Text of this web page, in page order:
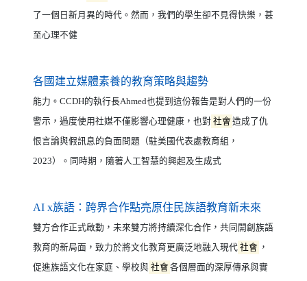
了一個日新月異的時代。然而，我們的學生卻不見得快樂，甚
至心理不健
各國建立媒體素養的教育策略與趨勢（另開新視窗）
能力。CCDH的執行長Ahmed也提到這份報告是對人們的一份
警示，過度使用社媒不僅影響心理健康，也對 社會造成了仇
恨言論與假訊息的負面問題（駐美國代表處教育組，
2023）。同時期，隨著人工智慧的興起及生成式
AI x族語：跨界合作點亮原住民族語教育新未來
雙方合作正式啟動，未來雙方將持續深化合作，共同開創族語
教育的新局面，致力於將文化教育更廣泛地融入現代 社會 ，
促進族語文化在家庭、學校與 社會各個層面的深厚傳承與實